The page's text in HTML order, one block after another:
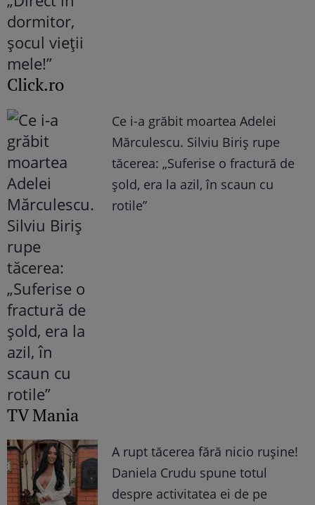
Click.ro
Ce i-a grăbit moartea Adelei
Mărculescu. Silviu Biriș rupe
tăcerea: „Suferise o fractură de
șold, era la azil, în scaun cu
rotile”
TV Mania
A rupt tăcerea fără nicio rușine!
Daniela Crudu spune totul
despre activitatea ei de pe